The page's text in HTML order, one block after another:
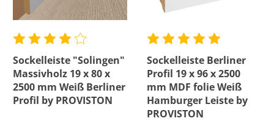
Sockelleiste "Solingen"
Massivholz 19 x 80 x
2500 mm Weiß Berliner
Profil by PROVISTON
Sockelleiste Berliner
Profil 19 x 96 x 2500
mm MDF folie Weiß
Hamburger Leiste by
PROVISTON